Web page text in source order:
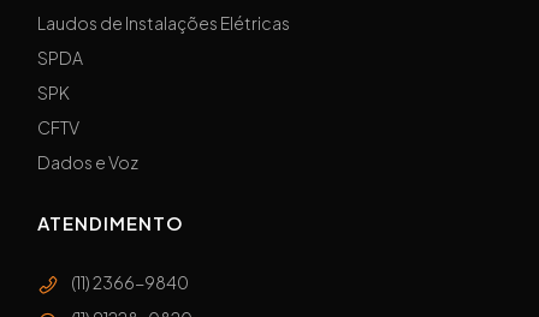
Laudos de Instalações Elétricas
SPDA
SPK
CFTV
Dados e Voz
ATENDIMENTO
(11) 2366-9840